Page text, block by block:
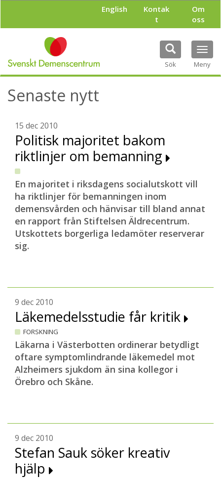
l
English
Kontak
t
Om
oss
Sök Meny
Senaste nytt
15 dec 2010
Politisk majoritet bakom
riktlinjer om bemanning
En majoritet i riksdagens socialutskott vill
ha riktlinjer för bemanningen inom
demensvården och hänvisar till bland annat
en rapport från Stiftelsen Äldrecentrum.
Utskottets borgerliga ledamöter reserverar
sig.
9 dec 2010
Läkemedelsstudie får kritik
FORSKNING
Läkarna i Västerbotten ordinerar betydligt
oftare symptomlindrande läkemedel mot
Alzheimers sjukdom än sina kollegor i
Örebro och Skåne.
9 dec 2010
Stefan Sauk söker kreativ
hjälp